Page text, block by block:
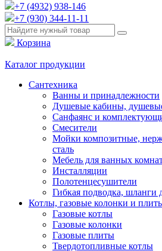
+7 (4932) 938-146
+7 (930) 344-11-11
Корзина
Каталог продукции
Сантехника
Ванны и принадлежности
Душевые кабины,
Санфаянс и
Смесители
Мойки композитные,
сталь
Мебель для ванных
Инсталляции
Полотенцесушители
Гибкая подводка, шланги
Котлы, газовые колонки и
Газовые котлы
Газовые колонки
Газовые плиты
Твердотопливные котлы